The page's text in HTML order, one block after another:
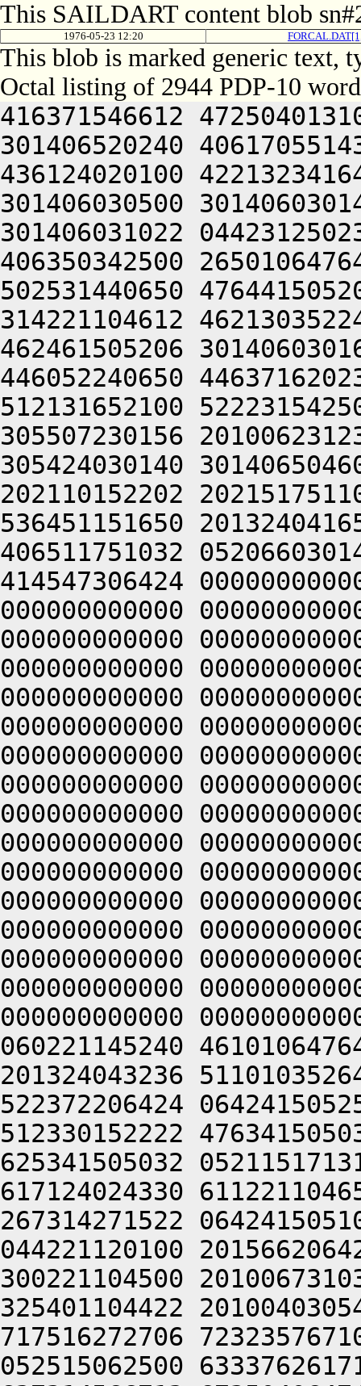
This SAILDART content blob
1976-05-23 12:20
This blob is marked generic text,
Octal listing of 2944 PDP-10
416371546612 472504013100 201012640630 446104030140 301406520240 406170551432 052064051212 415004050202 436124020100 422132341644 446412444636 470321241540 301406030500 301406030142 064250330140 301406220140 301406031022 044231250230 202151751206 425010240630 406350342500 265010647644 202072551254 202330147222 502531440650 476441505206 301406030154 201406030140 314221104612 462130352244 446070146100 422132440622 462461505206 301406030160 201406030140 320230340630 446052240650 446371620232 406512244660 351010352644 512131652100 522231542500 406350420210 406510535100 305507230156 201006231232 406626733032 052066030140 305424030140 301406504606 406311141244 406511147634 202110152202 202151751100 452411420214 476450342500 536451151650 201324041652 512544046602 472232052630 406511751032 052066030140 311504042634 422331306424 414547306424 000000000000 000000000000 000000000000 000000000000 000000000000 000000000000 000000000000 000000000000 000000000000 000000000000 000000000000 000000000000 000000000000 000000000000 000000000000 000000000000 000000000000 000000000000 000000000000 000000000000 000000000000 000000000000 000000000000 000000000000 000000000000 000000000000 000000000000 000000000000 000000000000 000000000000 000000000000 000000000000 000000000000 000000000000 000000000000 000000000000 000000000000 000000000000 000000000000 000000000000 000000000000 000000000000 000000000000 000000000000 000000000000 000000000000 000000000000 000000000000 000000000000 000000000000 000000000000 000000000000 000000000000 000000000000 000000000000 000000000000 000000000000 000000000000 000000000000 000000000000 000000000000 000000000000 000000000000 060221145240 461010647644 416124041202 462031641612 201324043236 511010352644 531011540634 446412546202 522372206424 064241505252 516130652630 202231643236 512330152222 476341505032 052315760710 203454167316 625341505032 052115171312 617515167734 044234667744 617124024330 611221104650 677456172712 201005064734 267314271522 064241505100 201013004422 045004031540 044221120100 201566206424 201004054422 044224020146 300221104500 201006731032 051004020264 044221120100 325401104422 201004030544 300321206424 064250367734 717516272706 723235767100 423136460722 663461505032 052515062500 633376261712 203474567346 647354720100 627314566712 673504064746 203024071722 673175462500 607316566722 673535520100 703234561712 261014364302 713034372312 713237262710 064254274500 633376571100 717436560744 625014262702 667464061702 673514566312 733136262710 203156267732 203024061712 673516260730 203216561100 717235570330 745016372740 703376272312 620321260750 203515062722 711015772750 627444020312 673105620100 407315420100 633376261712 715014167310 203515771342 727136320100 607454520346 727416067744 723134420304 745004061312 607321505304 627354464734 635344020250 627356364730 625014167310 203075766740 713136371722 733124071750 713035167346 203036262500 663136371500 723214167100 311124067714 203054567310 647354706424 717516260722 671004060750 203515062500 637034762746 271004020250 677456364736 673035420346 723454164734 203236320330 627476320100 723214167100 305524520336 631014262734 623235663432 053476471302 647345606424 064241142722 637216420340 607236271500 677144071712 667234367734 623534372336 711016372344 607235620316 607174571500 203036262500 667376567350 627104067734 203515062432 053475162312 715015763100 723214571712 203054560732 715004067312 607444072320 625014272722 663504064734 203135662346 271004052320 627474520332 607514364312 621016060722 713464067714 064254760716 627464064302 733124063702 637124063302 617515771346 203374620302 613376572100 305446027100 202035466100 637034762500 663134162346 203036262500 613455772716 643504067752 720321272336 203024072312 713335167302 661014267702 713104073720 627454520350 643137120100 607454520340 607236262710 203035662100 703376762744 203476570340 663624066312 607116320302 713121505306 677335567734 627105620100 523214520316 607174571500 607454520340 677574571312 621016764750 641014120126 265006227152 203554461500 717536070330 745344020250 627344073722 713136306424 607454520344 627436564744 627105520126 201445632500 733114326100 265006227152 203554461530 203035662100 723214520160 203475163734 607304066312 607116327032 050321204650 643124063336 713074520304 607314167306 625004064302 715014262712 671014462746 647175662710 203515720350 643036420100 667037064732 727324071750 713035167346 064256764730